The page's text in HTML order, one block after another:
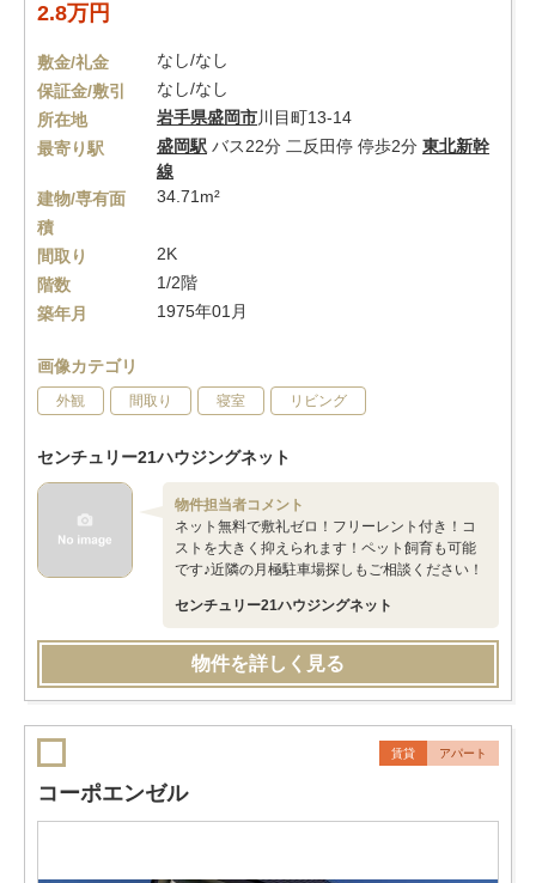
2.8万円
敷金/礼金
なし/なし
保証金/敷引
なし/なし
所在地
岩手県盛岡市川目町13-14
最寄り駅
盛岡駅 バス22分 二反田停 停歩2分 東北新幹
線
建物/専有面
積
34.71m²
間取り
2K
階数
1/2階
築年月
1975年01月
画像カテゴリ
外観 間取り 寝室 リビング
センチュリー21ハウジングネット
物件担当者コメント
ネット無料で敷礼ゼロ！フリーレント付き！コ
ストを大きく抑えられます！ペット飼育も可能
です♪近隣の月極駐車場探しもご相談ください！
センチュリー21ハウジングネット
物件を詳しく見る
賃貸 アパート
コーポエンゼル